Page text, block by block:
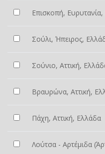
Επισκοπή,
Σούλι, Ήπειρος,
Σούνιο, Αττική,
Βραυρώνα, Αττική,
Πάχη, Αττική, Ελλάδα
Λούτσα - Αρτέμιδα